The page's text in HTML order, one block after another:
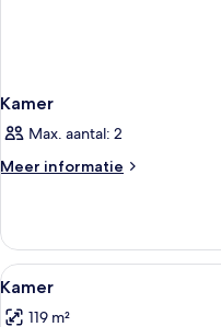
Kamer
Max. aantal: 2
Meer informatie
Meer
Alle
foto's
5
Kamer
119 m²